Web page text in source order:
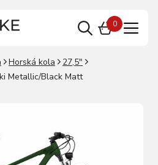
0
Horská kola
27,5"
Metallic/Black Matt